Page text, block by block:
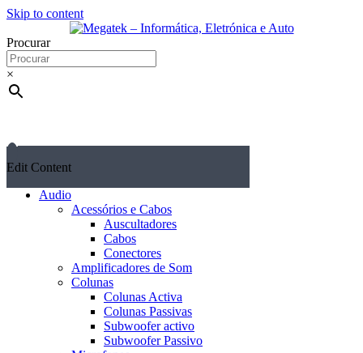
Skip to content
Procurar
×
Edit Content
Audio
Acessórios e Cabos
Auscultadores
Cabos
Conectores
Amplificadores de Som
Colunas
Colunas Activa
Colunas Passivas
Subwoofer activo
Subwoofer Passivo